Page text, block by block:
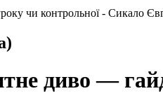
чи контрольної - Сикало
диво —